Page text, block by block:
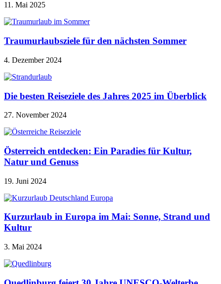
11. Mai 2025
Traumurlaubsziele für den nächsten Sommer
4. Dezember 2024
Die besten Reiseziele des Jahres 2025 im Überblick
27. November 2024
Österreich entdecken: Ein Paradies für Kultur,
Natur und Genuss
19. Juni 2024
Kurzurlaub in Europa im Mai: Sonne, Strand und
Kultur
3. Mai 2024